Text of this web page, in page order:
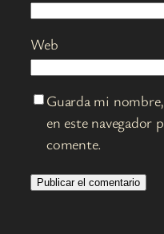
Web
Guarda mi
en este navegador
comente.